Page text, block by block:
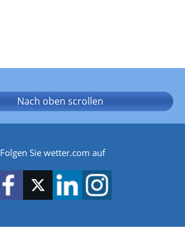
Nach oben scrollen
Folgen Sie wetter.com auf